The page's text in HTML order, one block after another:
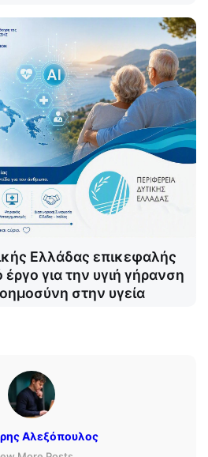
Ελλάδας επικεφαλής
για την υγιή γήρανση
στην υγεία
Αλεξόπουλος